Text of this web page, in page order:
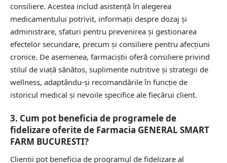
consiliere. Acestea includ asistență în alegerea
medicamentului potrivit, informații despre dozaj și
administrare, sfaturi pentru prevenirea și gestionarea
efectelor secundare, precum și consiliere pentru afecțiuni
cronice. De asemenea, farmaciștii oferă consiliere privind
stilul de viață sănătos, suplimente nutritive și strategii de
wellness, adaptându-și recomandările în funcție de
istoricul medical și nevoile specifice ale fiecărui client.
3. Cum pot beneficia de programele de
fidelizare oferite de Farmacia GENERAL SMART
FARM BUCURESTI?
Clienții pot beneficia de programul de fidelizare al